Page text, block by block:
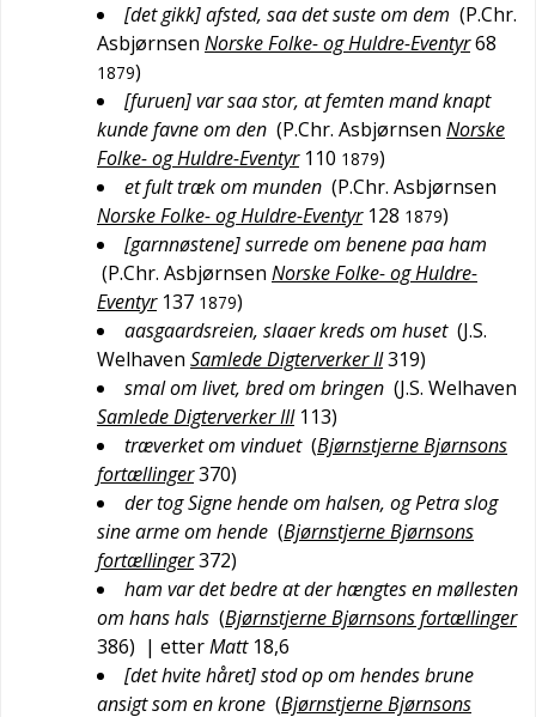
[det gikk] afsted, saa det suste om dem (P.Chr.
Asbjørnsen Norske Folke- og Huldre-Eventyr68
1879)
[furuen] var saa stor, at femten mand knapt
kunde favne om den (P.Chr. Asbjørnsen Norske
Folke- og Huldre-Eventyr 110 1879)
et fult træk om munden (P.Chr. Asbjørnsen
Norske Folke- og Huldre-Eventyr 128 1879)
[garnnøstene] surrede om benene paa ham
(P.Chr. Asbjørnsen Norske Folke- og Huldre-
Eventyr 137 1879)
aasgaardsreien, slaaer kreds om huset (J.S.
Welhaven Samlede Digterverker II319)
smal om livet, bred om bringen (J.S. Welhaven
Samlede Digterverker III 113)
træverket om vinduet (Bjørnstjerne Bjørnsons
fortællinger370)
der tog Signe hende om halsen, og Petra slog
sine arme om hende (Bjørnstjerne Bjørnsons
fortællinger372)
ham var det bedre at der hængtes en møllesten
om hans hals (Bjørnstjerne Bjørnsons fortællinger
386) | etterMatt 18,6
[det hvite håret] stod op om hendes brune
ansigt som en krone (Bjørnstjerne Bjørnsons